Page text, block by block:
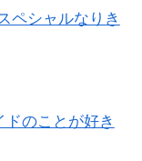
ペシャルなりき
のことが好き